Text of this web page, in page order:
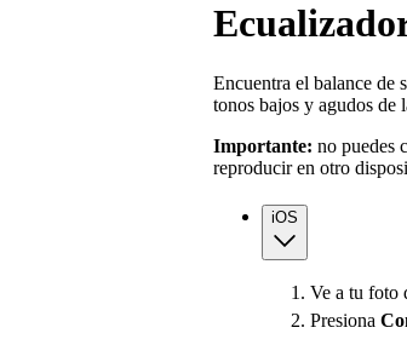
Encuentra el balance de
tonos bajos y agudos de
Importante: no puedes
reproducir en otro
iOS
Ve a tu foto
Presiona